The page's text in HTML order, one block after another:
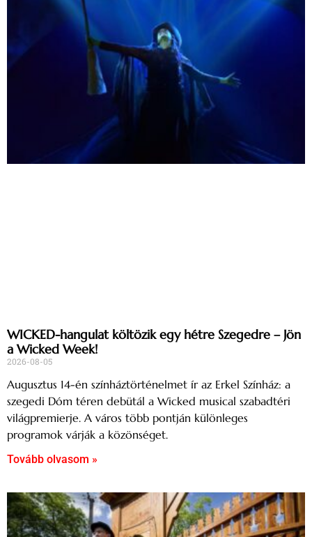
WICKED-hangulat költözik egy hétre Szegedre – Jön
a Wicked Week!
2026-08-05
Augusztus 14-én színháztörténelmet ír az Erkel Színház: a
szegedi Dóm téren debütál a Wicked musical szabadtéri
világpremierje. A város több pontján különleges
programok várják a közönséget.
Tovább olvasom »